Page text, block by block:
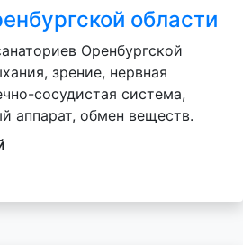
области
Оренбургской
зрение, нервная
сосудистая система,
аппарат, обмен веществ.